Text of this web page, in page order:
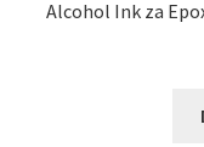
Alcohol Ink za